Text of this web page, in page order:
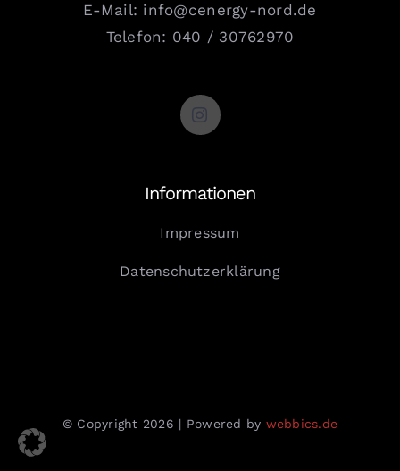
E-Mail: info@cenergy-nord.de
Telefon: 040 / 30762970
Informationen
Impressum
Datenschutzerklärung
© Copyright 2026 | Powered by webbics.de